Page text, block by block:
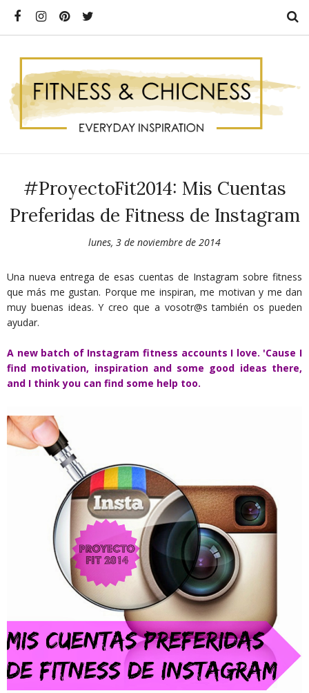
#ProyectoFit2014: Mis Cuentas
Preferidas de Fitness de Instagram
lunes, 3 de noviembre de 2014
Una nueva entrega de esas cuentas de Instagram sobre fitness
que más me gustan. Porque me inspiran, me motivan y me dan
muy buenas ideas. Y creo que a vosotr@s también os pueden
ayudar.
A new batch of Instagram fitness accounts I love. 'Cause I
find motivation, inspiration and some good ideas there,
and I think you can find some help too.